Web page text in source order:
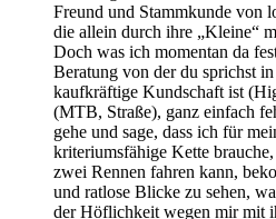
Freund und Stammkunde von
die allein durch ihre „Kleine“
Doch was ich momentan da
Beratung von der du sprichst
kaufkräftige Kundschaft ist
(MTB, Straße), ganz einfach
gehe und sage, dass ich für
kriteriumsfähige Kette
zwei Rennen fahren kann,
und ratlose Blicke zu sehen,
der Höflichkeit wegen mir mit